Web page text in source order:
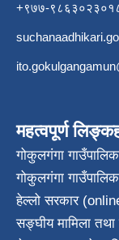
+९७७-
महत्वपूर्ण
गोकुलगंगा
गोकुलगंगा
हेल्लो सरकार
सङ्घीय मामिला